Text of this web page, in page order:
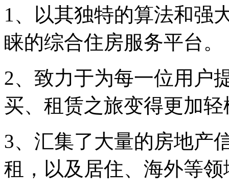
1、以其独特的算法和强
睐的综合住房服务平台。
2、致力于为每一位用户
买、租赁之旅变得更加
3、汇集了大量的房地产
租，以及居住、海外等